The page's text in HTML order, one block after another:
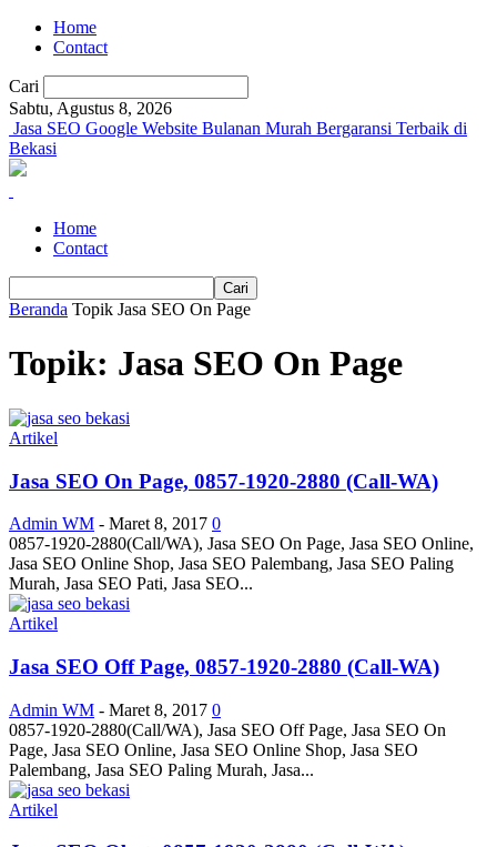
Home
Contact
Cari
Sabtu, Agustus 8, 2026
Jasa SEO Google Website Bulanan Murah Bergaransi Terbaik di
Bekasi
Home
Contact
Beranda Topik Jasa SEO On Page
Topik: Jasa SEO On Page
Artikel
Jasa SEO On Page, 0857-1920-2880 (Call-WA)
Admin WM - Maret 8, 2017 0
0857-1920-2880(Call/WA), Jasa SEO On Page, Jasa SEO Online,
Jasa SEO Online Shop, Jasa SEO Palembang, Jasa SEO Paling
Murah, Jasa SEO Pati, Jasa SEO...
Artikel
Jasa SEO Off Page, 0857-1920-2880 (Call-WA)
Admin WM - Maret 8, 2017 0
0857-1920-2880(Call/WA), Jasa SEO Off Page, Jasa SEO On
Page, Jasa SEO Online, Jasa SEO Online Shop, Jasa SEO
Palembang, Jasa SEO Paling Murah, Jasa...
Artikel